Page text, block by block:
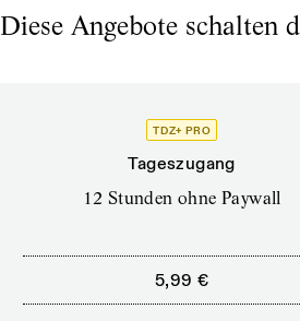
Diese Angebote schalten
TDZ+ PRO
Tageszugang
12 Stunden ohne Paywall
5,99 €